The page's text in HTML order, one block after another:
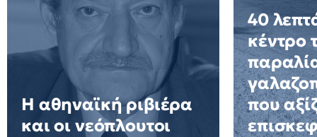
Η αθηναϊκή ριβιέρα
και οι νεόπλουτοι
40
κέντρο
που